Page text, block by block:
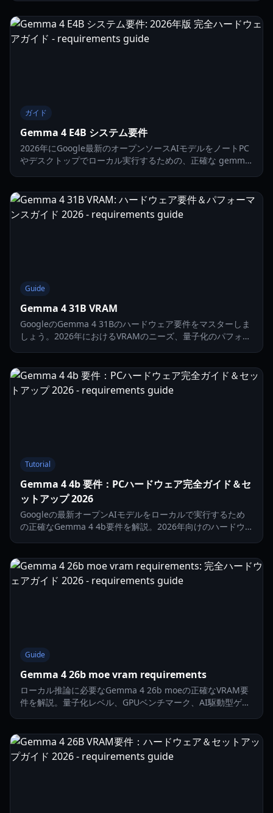
ガイド
Gemma 4 E4B システム要件
2026年にGoogle最新のオープンソースAIモデルをノートPC
やデスクトップでローカル実行するための、正確な gemma
Guide
Gemma 4 31B VRAM
GoogleのGemma 4 31Bのハードウェア要件をマスターしま
しょう。2026年におけるVRAMのニーズ、量子化のパフォー
Tutorial
Gemma 4 4b 要件：PCハードウェア完全ガイド＆セ
ットアップ 2026
Googleの最新オープンAIモデルをローカルで実行するため
の正確なGemma 4 4b要件を解説。2026年向けのハードウ
Guide
Gemma 4 26b moe vram requirements
ローカル推論に必要なGemma 4 26b moeの正確なVRAM要
件を解説。量子化レベル、GPUベンチマーク、AI駆動型ゲー